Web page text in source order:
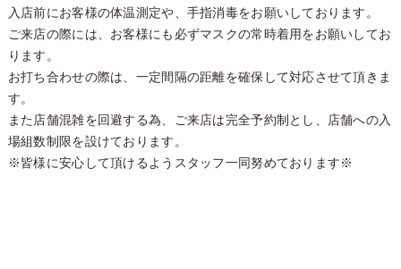
入店前にお客様の体温測定や、手指消毒をお願いしております。
ご来店の際には、お客様にも必ずマスクの常時着用をお願いしてお
ります。
お打ち合わせの際は、一定間隔の距離を確保して対応させて頂きま
す。
また店舗混雑を回避する為、ご来店は完全予約制とし、店舗への入
場組数制限を設けております。
※皆様に安心して頂けるようスタッフ一同努めております※